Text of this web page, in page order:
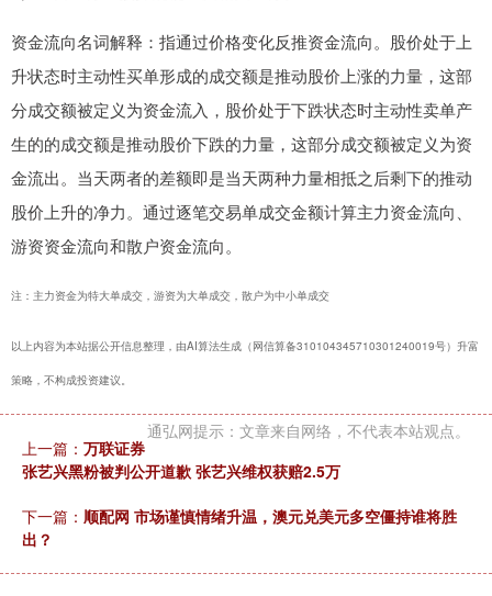
资金流向名词解释：指通过价格变化反推资金流向。股价处于上
升状态时主动性买单形成的成交额是推动股价上涨的力量，这部
分成交额被定义为资金流入，股价处于下跌状态时主动性卖单产
生的的成交额是推动股价下跌的力量，这部分成交额被定义为资
金流出。当天两者的差额即是当天两种力量相抵之后剩下的推动
股价上升的净力。通过逐笔交易单成交金额计算主力资金流向、
游资资金流向和散户资金流向。
注：主力资金为特大单成交，游资为大单成交，散户为中小单成交
以上内容为本站据公开信息整理，由AI算法生成（网信算备310104345710301240019号）升富
策略，不构成投资建议。
通弘网提示：文章来自网络，不代表本站观点。
上一篇： 万联证券
张艺兴黑粉被判公开道歉 张艺兴维权获赔2.5万
下一篇： 顺配网 市场谨慎情绪升温，澳元兑美元多空僵持谁将胜
出？